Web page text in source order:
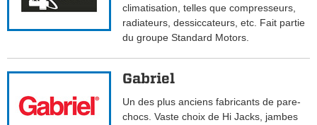
climatisation, telles que compresseurs,
radiateurs, dessiccateurs, etc. Fait partie
du groupe Standard Motors.
Gabriel
Un des plus anciens fabricants de pare-
chocs. Vaste choix de Hi Jacks, jambes